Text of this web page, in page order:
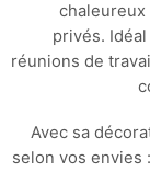
privés.
réunions de
Avec sa
selon vos envies